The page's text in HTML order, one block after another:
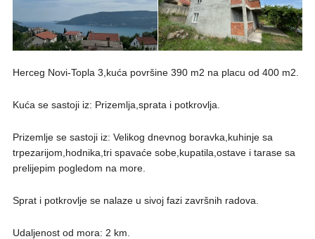
Herceg Novi-Topla 3,kuća površine 390 m2 na placu od 400 m2.
Kuća se sastoji iz: Prizemlja,sprata i potkrovlja.
Prizemlje se sastoji iz: Velikog dnevnog boravka,kuhinje sa
trpezarijom,hodnika,tri spavaće sobe,kupatila,ostave i tarase sa
prelijepim pogledom na more.
Sprat i potkrovlje se nalaze u sivoj fazi završnih radova.
Udaljenost od mora: 2 km.